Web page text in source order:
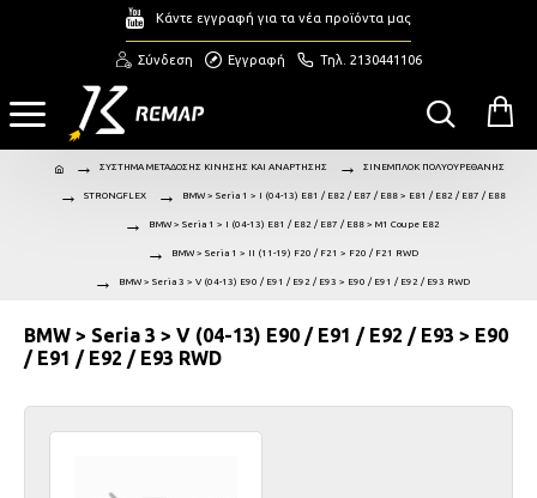
Κάντε εγγραφή για τα νέα προϊόντα μας
Σύνδεση Εγγραφή Τηλ. 2130441106
ΣΥΣΤΗΜΑ ΜΕΤΑΔΟΣΗΣ ΚΙΝΗΣΗΣ ΚΑΙ ΑΝΑΡΤΗΣΗΣ ΣΙΝΕΜΠΛΟΚ ΠΟΛΥΟΥΡΕΘΑΝΗΣ
STRONGFLEX BMW > Seria 1 > I (04-13) E81 / E82 / E87 / E88 > E81 / E82 / E87 / E88
BMW > Seria 1 > I (04-13) E81 / E82 / E87 / E88 > M1 Coupe E82
BMW > Seria 1 > II (11-19) F20 / F21 > F20 / F21 RWD
BMW > Seria 3 > V (04-13) E90 / E91 / E92 / E93 > E90 / E91 / E92 / E93 RWD
BMW > Seria 3 > V (04-13) E90 / E91 / E92 / E93 > E90
/ E91 / E92 / E93 RWD